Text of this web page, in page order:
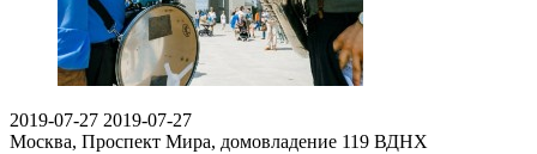
2019-07-27 2019-07-27
Москва, Проспект Мира, домовладение 119 ВДНХ